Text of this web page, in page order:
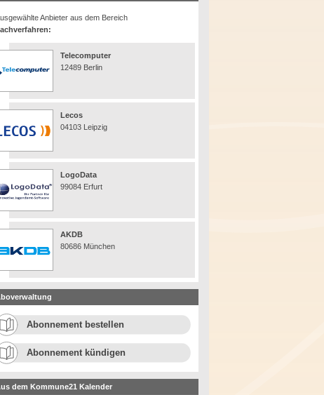
Anbieter aus dem Bereich
Telecomputer
12489 Berlin
Lecos
04103 Leipzig
LogoData
99084 Erfurt
AKDB
80686 München
Abonnement bestellen
Abonnement kündigen
dem Kommune21 Kalender